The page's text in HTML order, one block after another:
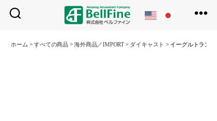
フ
ホーム >すべての商品 >海外商品／IMPORT> ダイキャスト > イーグルトラン